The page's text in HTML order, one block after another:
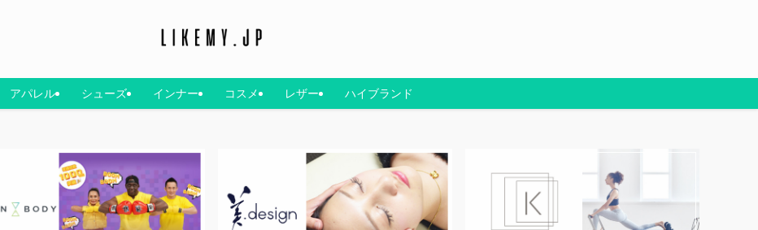
アパレル シューズ インナー コスメ レザー ハイブランド